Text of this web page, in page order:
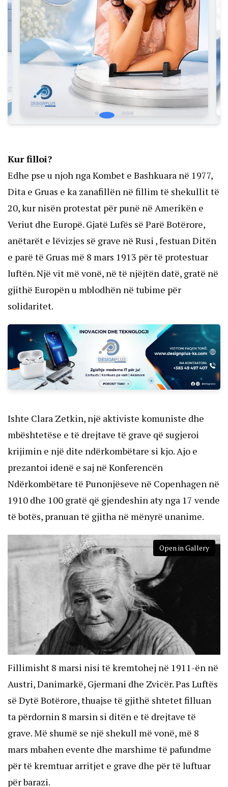
Kur filloi?
Edhe pse u njoh nga Kombet e Bashkuara në 1977,
Dita e Gruas e ka zanafillën në fillim të shekullit të
20, kur nisën protestat për punë në Amerikën e
Veriut dhe Europë. Gjatë Lufës së Parë Botërore,
anëtarët e lëvizjes së grave në Rusi , festuan Ditën
e parë të Gruas më 8 mars 1913 për të protestuar
luftën. Një vit më vonë, në të njëjtën datë, gratë në
gjithë Europën u mblodhën në tubime për
solidaritet.
Ishte Clara Zetkin, një aktiviste komuniste dhe
mbështetëse e të drejtave të grave që sugjeroi
krijimin e një dite ndërkombëtare si kjo. Ajo e
prezantoi idenë e saj në Konferencën
Ndërkombëtare të Punonjëseve në Copenhagen në
1910 dhe 100 gratë që gjendeshin aty nga 17 vende
të botës, pranuan të gjitha në mënyrë unanime.
Open in Gallery
Fillimisht 8 marsi nisi të kremtohej në 1911-ën në
Austri, Danimarkë, Gjermani dhe Zvicër. Pas Luftës
së Dytë Botërore, thuajse të gjithë shtetet filluan
ta përdornin 8 marsin si ditën e të drejtave të
grave. Më shumë se një shekull më vonë, më 8
mars mbahen evente dhe marshime të pafundme
për të kremtuar arritjet e grave dhe për të luftuar
për barazi.